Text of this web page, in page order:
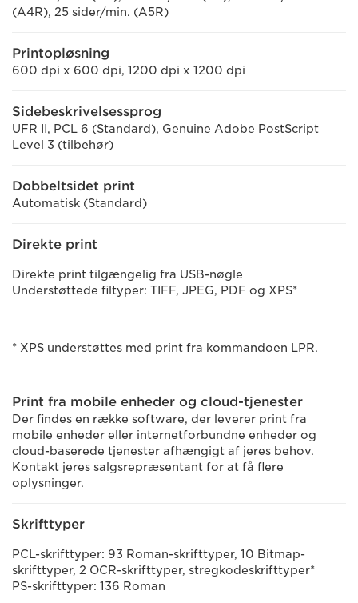
(A4R), 25 sider/min. (A5R)
Printopløsning
600 dpi x 600 dpi, 1200 dpi x 1200 dpi
Sidebeskrivelsessprog
UFR II, PCL 6 (Standard), Genuine Adobe PostScript
Level 3 (tilbehør)
Dobbeltsidet print
Automatisk (Standard)
Direkte print
Direkte print tilgængelig fra USB-nøgle
Understøttede filtyper: TIFF, JPEG, PDF og XPS*
* XPS understøttes med print fra kommandoen LPR.
Print fra mobile enheder og cloud-tjenester
Der findes en række software, der leverer print fra
mobile enheder eller internetforbundne enheder og
cloud-baserede tjenester afhængigt af jeres behov.
Kontakt jeres salgsrepræsentant for at få flere
oplysninger.
Skrifttyper
PCL-skrifttyper: 93 Roman-skrifttyper, 10 Bitmap-
skrifttyper, 2 OCR-skrifttyper, stregkodeskrifttyper*
PS-skrifttyper: 136 Roman